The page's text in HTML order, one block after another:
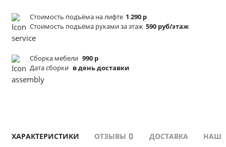
Стоимость подъёма на лифте 1 290 р
Стоимость подъёма руками за этаж 590 руб/этаж
Сборка мебели 990 р
Дата сборки в день доставки
ХАРАКТЕРИСТИКИ ОТЗЫВЫ 0 ДОСТАВКА